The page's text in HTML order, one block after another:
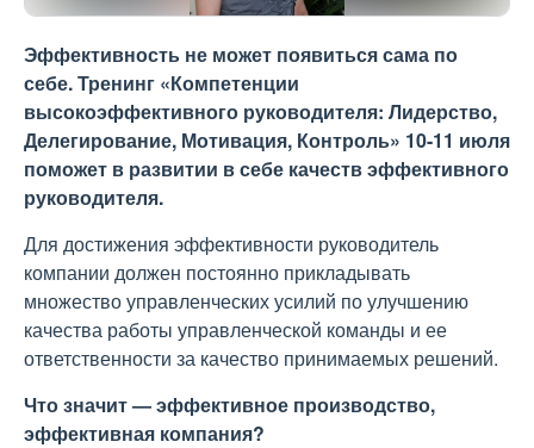
Эффективность не может появиться сама по
себе. Тренинг «Компетенции
высокоэффективного руководителя: Лидерство,
Делегирование, Мотивация, Контроль» 10-11 июля
поможет в развитии в себе качеств эффективного
руководителя.
Для достижения эффективности руководитель
компании должен постоянно прикладывать
множество управленческих усилий по улучшению
качества работы управленческой команды и ее
ответственности за качество принимаемых решений.
Что значит — эффективное производство,
эффективная компания?